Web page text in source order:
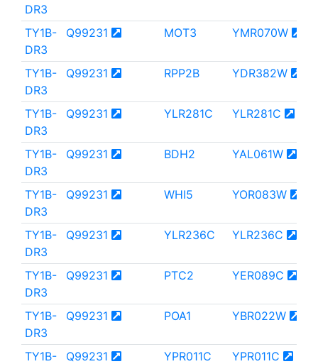
DR3
TY1B-
DR3
Q99231 MOT3 YMR070W
TY1B-
DR3
Q99231 RPP2B YDR382W
TY1B-
DR3
Q99231 YLR281C YLR281C
TY1B-
DR3
Q99231 BDH2 YAL061W
TY1B-
DR3
Q99231 WHI5 YOR083W
TY1B-
DR3
Q99231 YLR236C YLR236C
TY1B-
DR3
Q99231 PTC2 YER089C
TY1B-
DR3
Q99231 POA1 YBR022W
TY1B-
Q99231 YPR011C YPR011C